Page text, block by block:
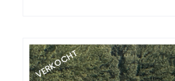
VERKOCHT